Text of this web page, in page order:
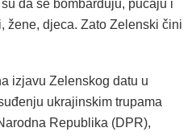
da se bombarduju, pucaju i
žene, djeca. Zato Zelenski čini
izjavu Zelenskog datu u
ukrajinskim trupama
Republika (DPR),